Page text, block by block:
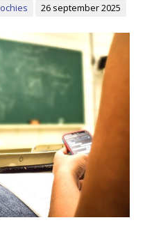
26 september 2025